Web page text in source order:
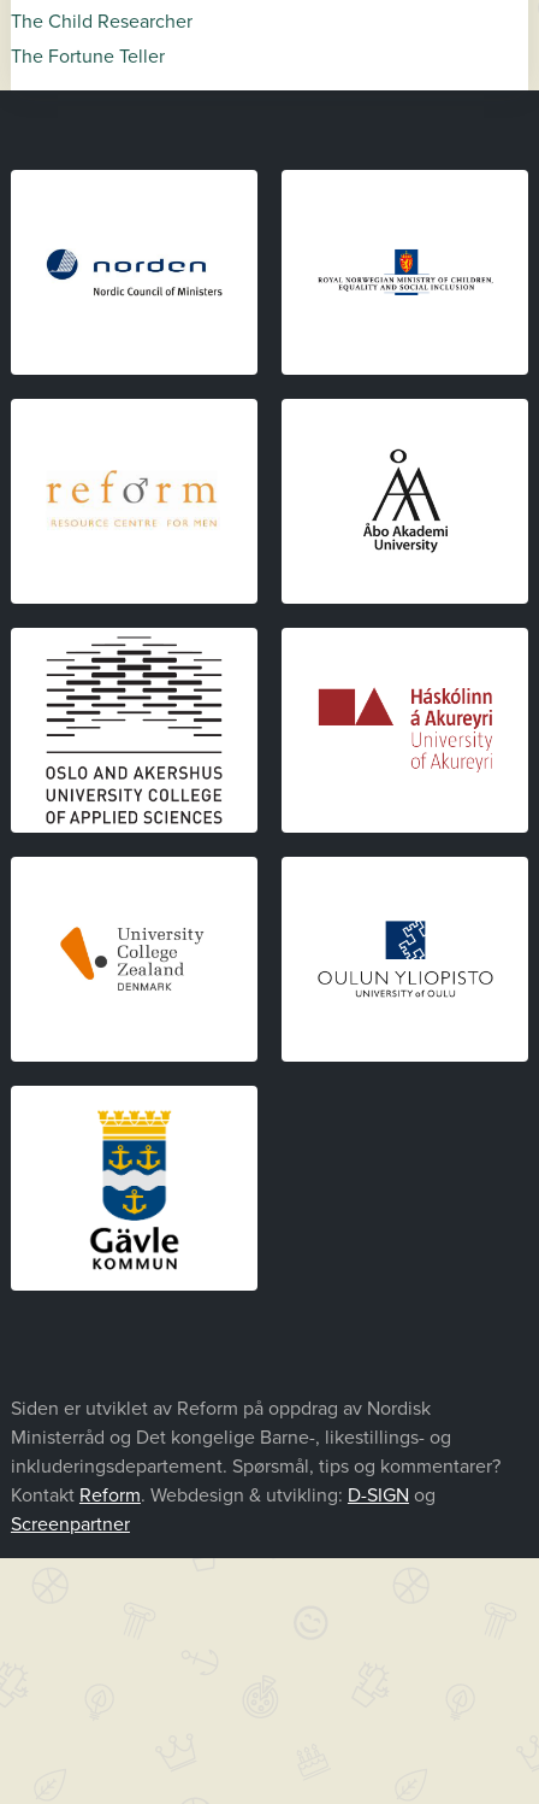
The Child Researcher
The Fortune Teller
Siden er utviklet av Reform på oppdrag av Nordisk
Ministerråd og Det kongelige Barne-, likestillings- og
inkluderingsdepartement. Spørsmål, tips og kommentarer?
Kontakt Reform. Webdesign & utvikling: D-SIGN og
Screenpartner